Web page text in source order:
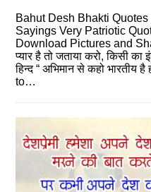
Bahut Desh Bhakti
Sayings Very Patriotic
Download Pictures and
प्यार है तो जताया करो, किसी
हिन्द “ अभिमान से कहो
to…